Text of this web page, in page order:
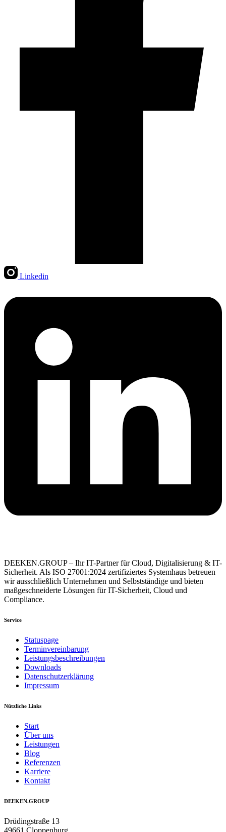
Linkedin
DEEKEN.GROUP – Ihr IT-Partner für Cloud, Digitalisierung & IT-
Sicherheit. Als ISO 27001:2024 zertifiziertes Systemhaus betreuen
wir ausschließlich Unternehmen und Selbstständige und bieten
maßgeschneiderte Lösungen für IT-Sicherheit, Cloud und
Compliance.
Service
Statuspage
Terminvereinbarung
Leistungsbeschreibungen
Downloads
Datenschutzerklärung
Impressum
Nützliche Links
Start
Über uns
Leistungen
Blog
Referenzen
Karriere
Kontakt
DEEKEN.GROUP
Drüdingstraße 13
49661 Cloppenburg